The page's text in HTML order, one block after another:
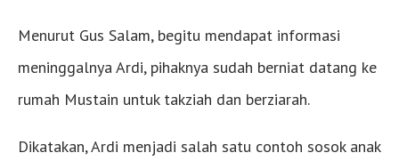
Menurut Gus Salam, begitu mendapat informasi
meninggalnya Ardi, pihaknya sudah berniat datang ke
rumah Mustain untuk takziah dan berziarah.
Dikatakan, Ardi menjadi salah satu contoh sosok anak